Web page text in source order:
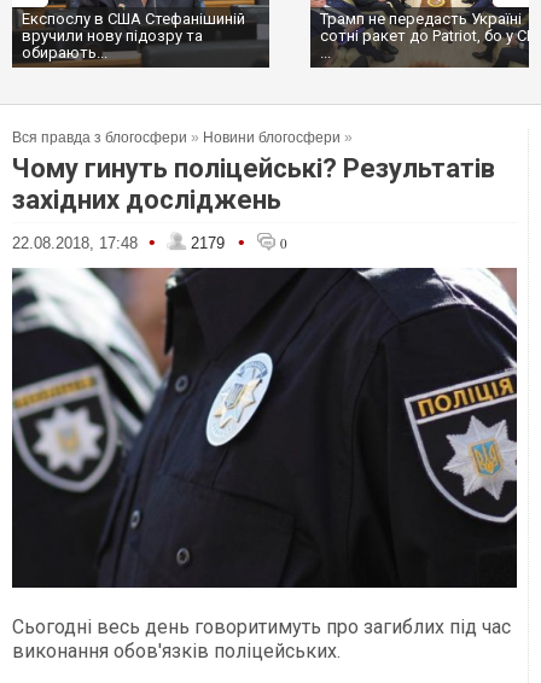
Експослу в США Стефанішиній
вручили нову підозру та
обирають...
Трамп не передасть Україні
сотні ракет до Patriot, бо у
...
Вся правда з блогосфери » Новини блогосфери »
Чому гинуть поліцейські? Результатів
західних досліджень
22.08.2018, 17:48 • 2179 • 0
Сьогодні весь день говоритимуть про загиблих під час
виконання обов'язків поліцейських.